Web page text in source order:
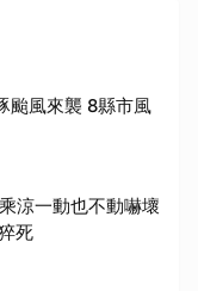
颱風來襲 8縣市風
涼一動也不動嚇壞
死